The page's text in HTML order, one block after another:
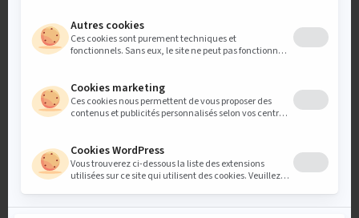
grâce à hyvä commerce
Si les bénéfices d’un blog pour votre site e-commerce sont
indéniables, encore faut-il que sagestion soit fluide et
efficace. C’est là qu’intervient le choix de votre plateforme et de
création et de la gestion de contenu :
Hyvä Commerce n’est pas simplement un thème